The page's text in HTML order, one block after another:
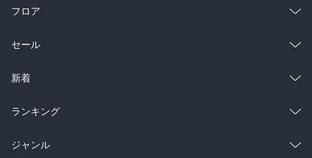
フロア
総合
ラノベ
雑誌・グラビア
BL・TL
セール
総合
ラノベ
雑誌・グラビア
新着
総合
ラノベ
ランキング
総合
ジャンル